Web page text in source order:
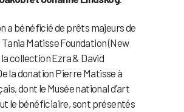
a bénéficié de prêts majeurs de
Matisse Foundation (New
collection Ezra & David
la donation Pierre Matisse à
dont le Musée national d’art
le bénéficiaire, sont présentés